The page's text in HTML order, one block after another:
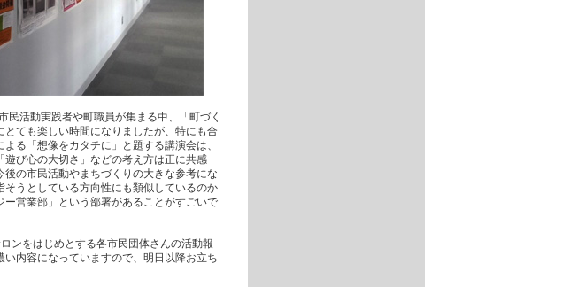
活動実践者や町職員が集まる中、「町づく
ても楽しい時間になりましたが、特にも合
る「想像をカタチに」と題する講演会は、
び心の大切さ」などの考え方は正に共感
後の市民活動やまちづくりの大きな参考にな
うとしている方向性にも類似しているのか
営業部」という部署があることがすごいで
ンをはじめとする各市民団体さんの活動報
内容になっていますので、明日以降お立ち